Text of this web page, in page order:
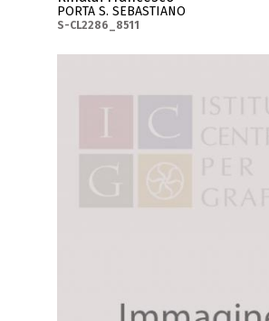
PORTA S. SEBASTIANO
S-CL2286_8511